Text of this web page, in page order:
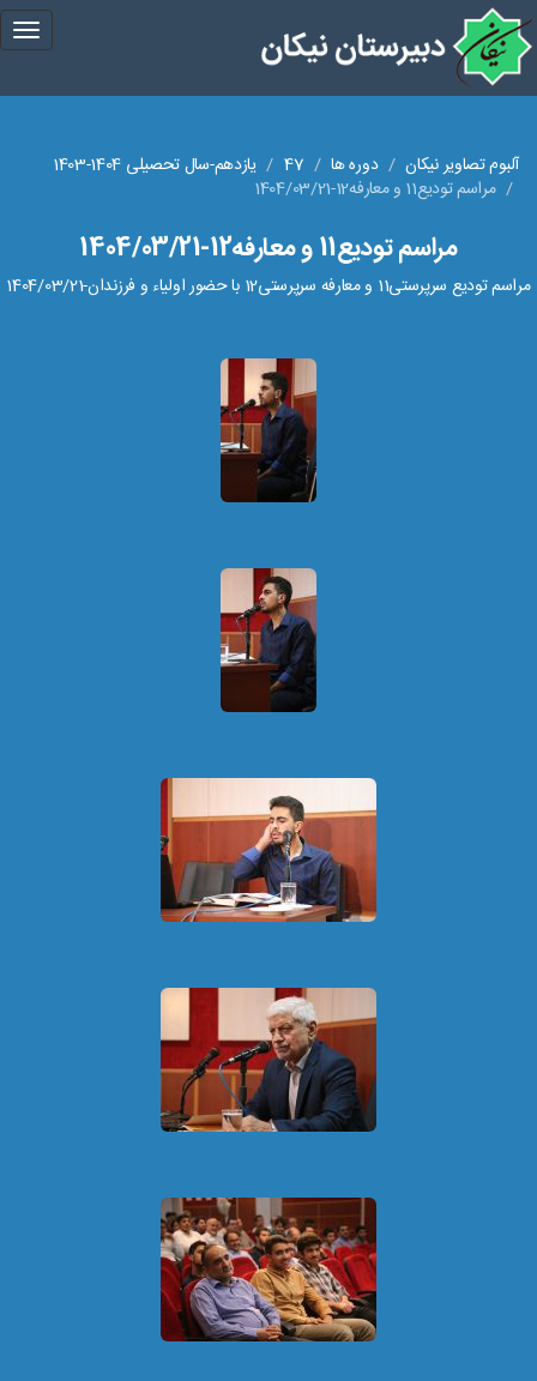
آلبوم تصاویر نیکان دوره ها 47
یازدهم-سال تحصیلی 1404-1403
مراسم تودیع11 و معارفه12-1404/03/21
مراسم تودیع11 و معارفه12-1404/03/21
مراسم تودیع سرپرستی11 و معارفه سرپرستی12 با حضور اولیاء و فرزندان-1404/03/21